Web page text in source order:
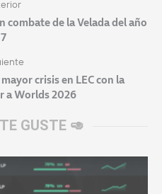
de la Velada del año
7
crisis en LEC con la
a Worlds 2026
GUSTE 🥑